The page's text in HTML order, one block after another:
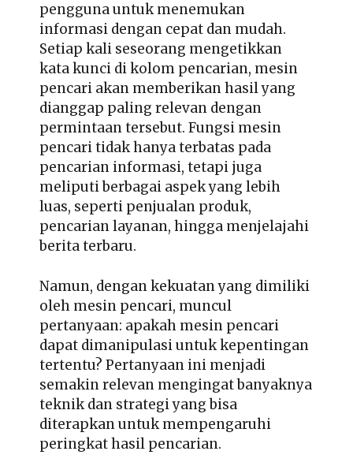
pengguna untuk menemukan
informasi dengan cepat dan mudah.
Setiap kali seseorang mengetikkan
kata kunci di kolom pencarian, mesin
pencari akan memberikan hasil yang
dianggap paling relevan dengan
permintaan tersebut. Fungsi mesin
pencari tidak hanya terbatas pada
pencarian informasi, tetapi juga
meliputi berbagai aspek yang lebih
luas, seperti penjualan produk,
pencarian layanan, hingga menjelajahi
berita terbaru.
Namun, dengan kekuatan yang dimiliki
oleh mesin pencari, muncul
pertanyaan: apakah mesin pencari
dapat dimanipulasi untuk kepentingan
tertentu? Pertanyaan ini menjadi
semakin relevan mengingat banyaknya
teknik dan strategi yang bisa
diterapkan untuk mempengaruhi
peringkat hasil pencarian.